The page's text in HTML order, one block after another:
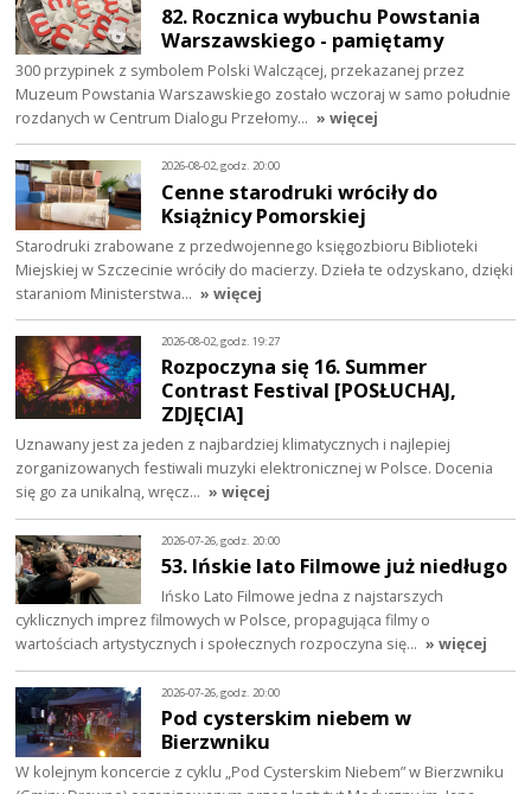
82. Rocznica wybuchu Powstania
Warszawskiego - pamiętamy
300 przypinek z symbolem Polski Walczącej, przekazanej przez
Muzeum Powstania Warszawskiego zostało wczoraj w samo południe
rozdanych w Centrum Dialogu Przełomy… » więcej
2026-08-02, godz. 20:00
Cenne starodruki wróciły do
Książnicy Pomorskiej
Starodruki zrabowane z przedwojennego księgozbioru Biblioteki
Miejskiej w Szczecinie wróciły do macierzy. Dzieła te odzyskano, dzięki
staraniom Ministerstwa… » więcej
2026-08-02, godz. 19:27
Rozpoczyna się 16. Summer
Contrast Festival [POSŁUCHAJ,
ZDJĘCIA]
Uznawany jest za jeden z najbardziej klimatycznych i najlepiej
zorganizowanych festiwali muzyki elektronicznej w Polsce. Docenia
się go za unikalną, wręcz… » więcej
2026-07-26, godz. 20:00
53. Ińskie lato Filmowe już niedługo
Ińsko Lato Filmowe jedna z najstarszych
cyklicznych imprez filmowych w Polsce, propagująca filmy o
wartościach artystycznych i społecznych rozpoczyna się… » więcej
2026-07-26, godz. 20:00
Pod cysterskim niebem w
Bierzwniku
W kolejnym koncercie z cyklu „Pod Cysterskim Niebem” w Bierzwniku